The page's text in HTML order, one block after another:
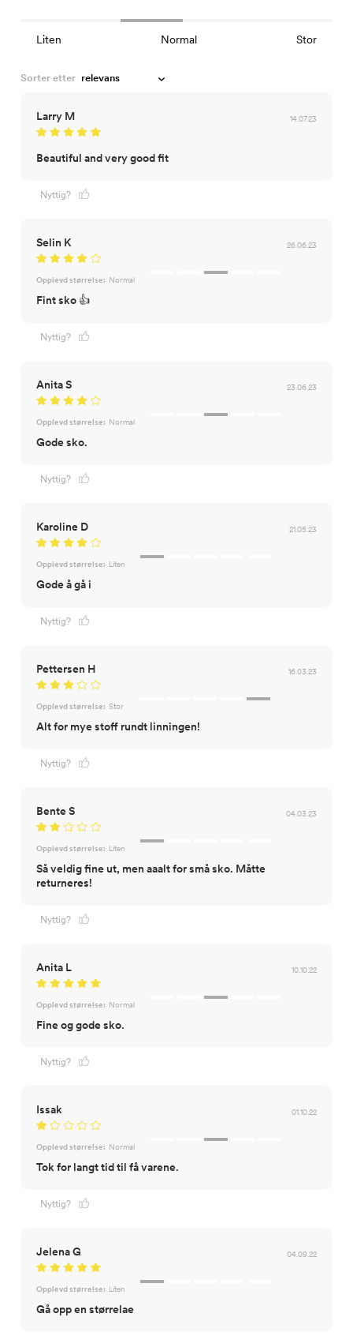
Liten Normal Stor
Sorter etter
Larry M 14.07.23
Beautiful and very good fit
Nyttig?
Selin K 26.06.23
Opplevd størrelse: Normal
Fint sko 👍
Nyttig?
Anita S 23.06.23
Opplevd størrelse: Normal
Gode sko.
Nyttig?
Karoline D 21.05.23
Opplevd størrelse: Liten
Gode å gå i
Nyttig?
Pettersen H 16.03.23
Opplevd størrelse: Stor
Alt for mye stoff rundt linningen!
Nyttig?
Bente S 04.03.23
Opplevd størrelse: Liten
Så veldig fine ut, men aaalt for små sko. Måtte
returneres!
Nyttig?
Anita L 10.10.22
Opplevd størrelse: Normal
Fine og gode sko.
Nyttig?
Issak 01.10.22
Opplevd størrelse: Normal
Tok for langt tid til få varene.
Nyttig?
Jelena G 04.09.22
Opplevd størrelse: Liten
Gå opp en størrelae